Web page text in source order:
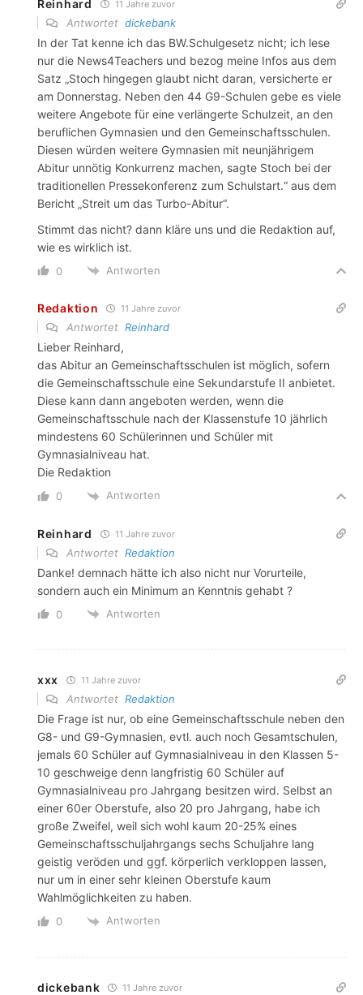
Reinhard 11 Jahre zuvor
Antwortet dickebank
In der Tat kenne ich das BW.Schulgesetz nicht; ich lese
nur die News4Teachers und bezog meine Infos aus dem
Satz „Stoch hingegen glaubt nicht daran, versicherte er
am Donnerstag. Neben den 44 G9-Schulen gebe es viele
weitere Angebote für eine verlängerte Schulzeit, an den
beruflichen Gymnasien und den Gemeinschaftsschulen.
Diesen würden weitere Gymnasien mit neunjährigem
Abitur unnötig Konkurrenz machen, sagte Stoch bei der
traditionellen Pressekonferenz zum Schulstart.“ aus dem
Bericht „Streit um das Turbo-Abitur“.
Stimmt das nicht? dann kläre uns und die Redaktion auf,
wie es wirklich ist.
0 Antworten
Redaktion 11 Jahre zuvor
Antwortet Reinhard
Lieber Reinhard,
das Abitur an Gemeinschaftsschulen ist möglich, sofern
die Gemeinschaftsschule eine Sekundarstufe II anbietet.
Diese kann dann angeboten werden, wenn die
Gemeinschaftsschule nach der Klassenstufe 10 jährlich
mindestens 60 Schülerinnen und Schüler mit
Gymnasialniveau hat.
Die Redaktion
0 Antworten
Reinhard 11 Jahre zuvor
Antwortet Redaktion
Danke! demnach hätte ich also nicht nur Vorurteile,
sondern auch ein Minimum an Kenntnis gehabt ?
0 Antworten
xxx 11 Jahre zuvor
Antwortet Redaktion
Die Frage ist nur, ob eine Gemeinschaftsschule neben den
G8- und G9-Gymnasien, evtl. auch noch Gesamtschulen,
jemals 60 Schüler auf Gymnasialniveau in den Klassen 5-
10 geschweige denn langfristig 60 Schüler auf
Gymnasialniveau pro Jahrgang besitzen wird. Selbst an
einer 60er Oberstufe, also 20 pro Jahrgang, habe ich
große Zweifel, weil sich wohl kaum 20-25% eines
Gemeinschaftsschuljahrgangs sechs Schuljahre lang
geistig veröden und ggf. körperlich verkloppen lassen,
nur um in einer sehr kleinen Oberstufe kaum
Wahlmöglichkeiten zu haben.
0 Antworten
dickebank 11 Jahre zuvor